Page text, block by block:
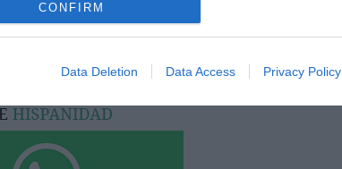
CONFIRM
Data Deletion Data Access Privacy Policy